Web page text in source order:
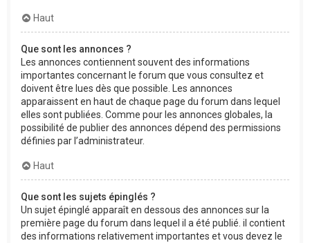
Haut
Que sont les annonces ?
Les annonces contiennent souvent des informations
importantes concernant le forum que vous consultez et
doivent être lues dès que possible. Les annonces
apparaissent en haut de chaque page du forum dans lequel
elles sont publiées. Comme pour les annonces globales, la
possibilité de publier des annonces dépend des permissions
définies par l’administrateur.
Haut
Que sont les sujets épinglés ?
Un sujet épinglé apparaît en dessous des annonces sur la
première page du forum dans lequel il a été publié. il contient
des informations relativement importantes et vous devez le